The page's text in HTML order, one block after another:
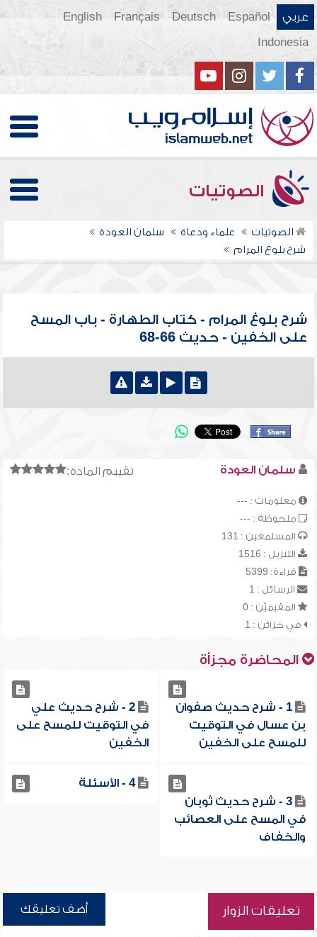
عربي Español
Deutsch
Français
English
Indonesia
الصوتيات
الصوتيات علماء ودعاة
سلمان العودة
شرح بلوغ المرام
شرح بلوغ المرام - كتاب الطهارة - باب المسح
على الخفين - حديث 66-68
تقييم المادة: سلمان العودة
معلومات : ---
ملحوظة : ---
المستمعين : 131
التنزيل : 1516
قراءة: 5399
الرسائل : 1
المقيميّن : 0
في خزائن : 1
المحاضرة مجزأة
1 - شرح حديث صفوان
بن عسال في التوقيت
للمسح على الخفين
2 - شرح حديث علي
في التوقيت للمسح على
الخفين
3 - شرح حديث ثوبان
في المسح على العصائب
والخفاف
4 - الأسئلة
تعليقات الزوار أضف تعليقك